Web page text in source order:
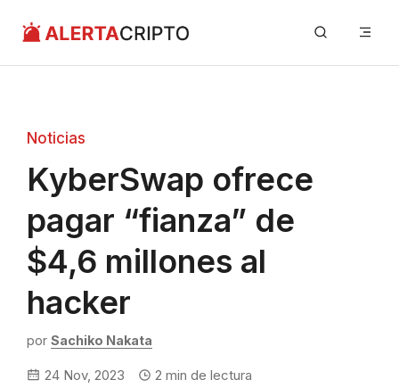
contenido
Noticias
KyberSwap ofrece
pagar “fianza” de
$4,6 millones al
hacker
por Sachiko Nakata
24 Nov, 2023 2 min de lectura